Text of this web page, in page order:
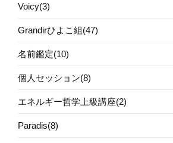
Voicy(3)
Grandirひよこ組(47)
名前鑑定(10)
個人セッション(8)
エネルギー哲学上級講座(2)
Paradis(8)